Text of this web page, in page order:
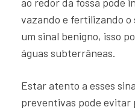
vazando e fertilizando o
um sinal benigno, isso
águas subterrâneas.
Estar atento a esses
preventivas pode evitar